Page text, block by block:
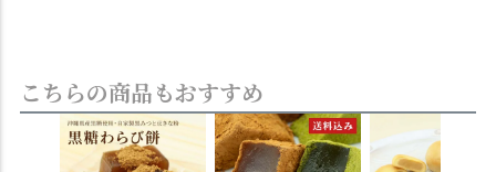
こちらの商品もおすすめ